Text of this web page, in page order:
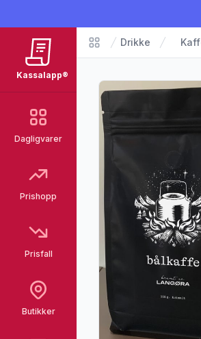
Kassalapp®
Dagligvarer
Prishopp
Prisfall
Butikker
Matvarer
Drikke